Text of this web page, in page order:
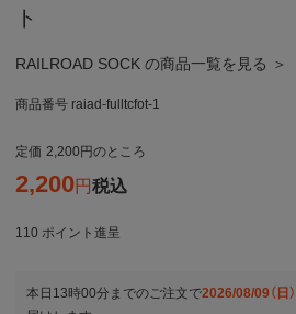
ト
RAILROAD SOCK の商品一覧を見る ＞
商品番号 raiad-fulltcfot-1
定価 2,200 のところ
2,200 税込
110 ポイント進呈
本日 13時00分 までのご注文で2026/08/09（日）